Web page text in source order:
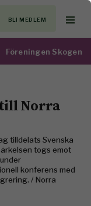
BLI MEDLEM
Virkesmarknad
Föreningen Skogen
Norra
tilldelats Svenska
togs emot
konferens med
/ Norra